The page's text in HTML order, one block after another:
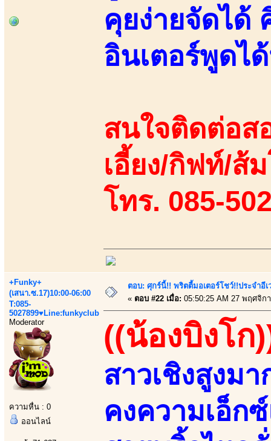
คุยง่ายจัดได้
อินเตอร์พูดไ
สนใจติดต่อส
เอี้ยง/กิฟท์/ส้
โทร. 085-
+Funky+
(เสนา.ซ.17)10:00-06:00
T:085-
5027899♥Line:funkyclub
Moderator
ความหื่น : 0
ออนไลน์
ตอบ: ศุกร์นี้!! พริตตี้มอเตอร์โชว์!!ประจำอี
« ตอบ #22 เมื่อ: 05:50:25 AM 27 พฤศจิก
((น้องบิงโก
สาวเชิงสูงม
คงความเอ็ก